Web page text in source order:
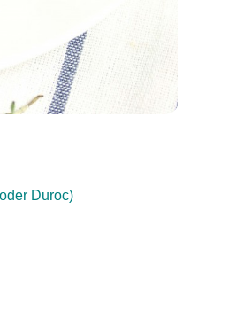
Duroc)